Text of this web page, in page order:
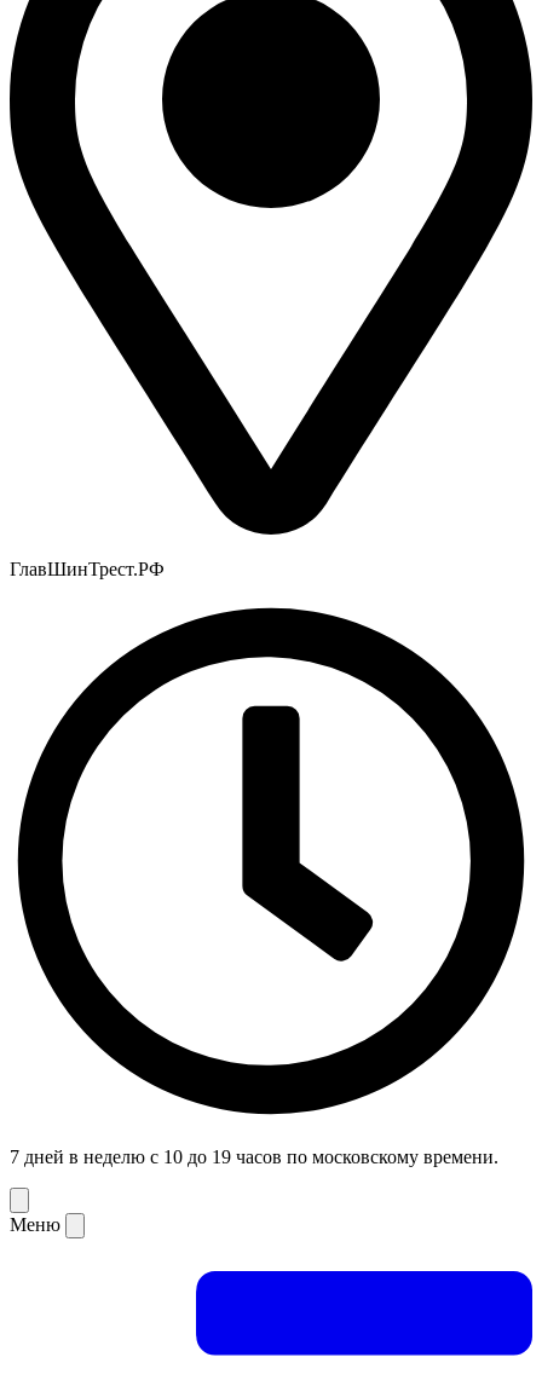
ГлавШинТрест.РФ
7 дней в неделю с 10 до 19 часов по московскому времени.
Меню